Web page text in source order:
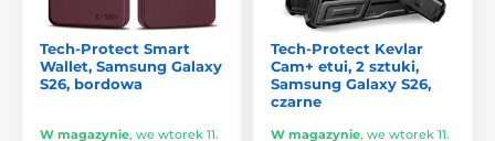
Tech-Protect Smart
Wallet, Samsung Galaxy
S26, bordowa
W magazynie, we wtorek 11.
Tech-Protect Kevlar
Cam+ etui, 2 sztuki,
Samsung Galaxy S26,
czarne
W magazynie, we wtorek 11.